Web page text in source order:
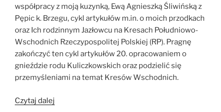
współpracy z moją kuzynką, Ewą Agnieszką Śliwińską z
Pępic k. Brzegu, cykl artykułów m.in. o moich przodkach
oraz Ich rodzinnym Jazłowcu na Kresach Południowo-
Wschodnich Rzeczypospolitej Polskiej (RP). Pragnę
zakończyć ten cykl artykułów 20. opracowaniem o
gnieździe rodu Kuliczkowskich oraz podzielić się
przemyśleniami na temat Kresów Wschodnich.
Czytaj dalej